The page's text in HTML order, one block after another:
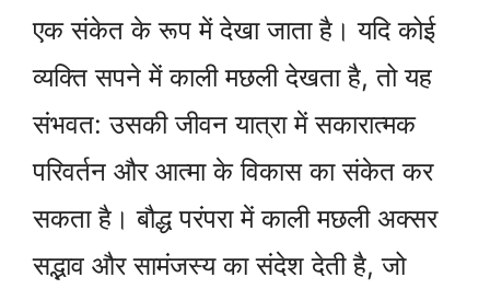
एक संकेत के रूप में देखा जाता है। यदि कोई
व्यक्ति सपने में काली मछली देखता है, तो यह
संभवत: उसकी जीवन यात्रा में सकारात्मक
परिवर्तन और आत्मा के विकास का संकेत कर
सकता है। बौद्ध परंपरा में काली मछली अक्सर
सद्भाव और सामंजस्य का संदेश देती है, जो